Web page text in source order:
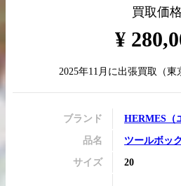
買取実績はこちらから
買取価格
¥
2025年11月 に出張買取 （東
ブランド HERMES （
品名 ツールボッ
サイズ 20